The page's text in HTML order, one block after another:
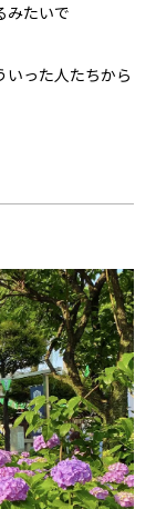
みたいで
った人たちから